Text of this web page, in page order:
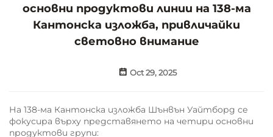
основни продуктови линии на 138-ма
Кантонска изложба, привличайки
световно внимание
Oct 29, 2025
На 138-ма Кантонска изложба Шънвън Уайтборд се
фокусира върху представянето на четири основни
продуктови групи: